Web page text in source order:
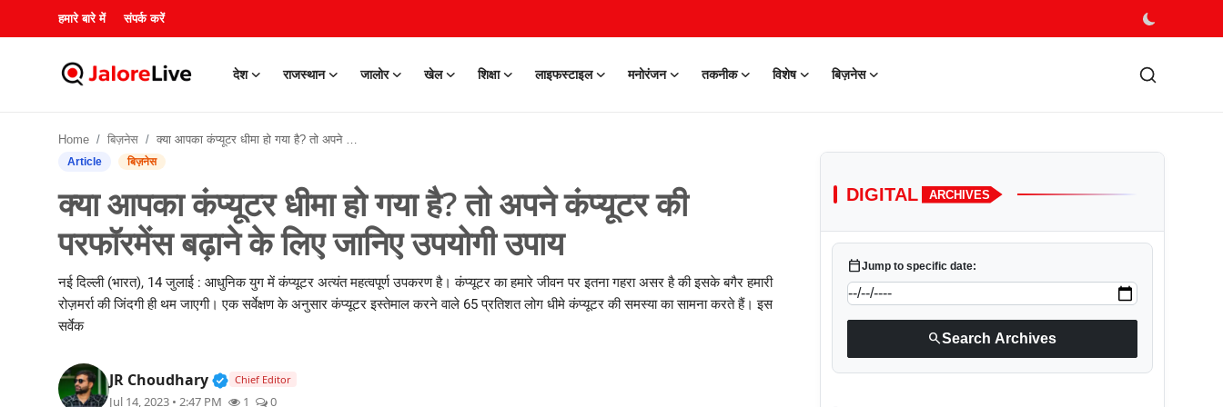
हमारे बारे में संपर्क करें
देश राजस्थान जालोर खेल शिक्षा लाइफस्टाइल मनोरंजन तकनीक विशेष बिज़नेस
राजस्थान
Home बिज़नेस क्या आपका कंप्यूटर धीमा हो गया है? तो अपने कंप्यूटर की परफॉरमेंस बढ़ाने के लिए जानिए उपयोगी उपाय
Article बिज़नेस
क्या आपका कंप्यूटर धीमा हो गया है? तो अपने कंप्यूटर की
परफॉरमेंस बढ़ाने के लिए जानिए उपयोगी उपाय
नई दिल्ली (भारत), 14 जुलाई : आधुनिक युग में कंप्यूटर अत्यंत महत्वपूर्ण उपकरण है। कंप्यूटर का हमारे जीवन पर इतना गहरा असर है की इसके बगैर हमारी
रोज़मर्रा की जिंदगी ही थम जाएगी। एक सर्वेक्षण के अनुसार कंप्यूटर इस्तेमाल करने वाले 65 प्रतिशत लोग धीमे कंप्यूटर की समस्या का सामना करते हैं। इस
सर्वेक
JR Choudhary Verified Public Figure • 30 Mar, 2026
Chief Editor
Jul 14, 2023 • 2:47 PM 1 0
DIGITAL ARCHIVES
calendar_todayJump to specific date:
searchSearch Archives